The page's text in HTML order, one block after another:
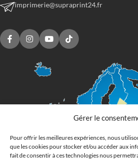
Gérer le
Pour offrir les meilleures expériences, nous
que les cookies pour stocker et/ou accéder aux
fait de consentir à ces technologies nous
imprimerie@supraprint24.fr